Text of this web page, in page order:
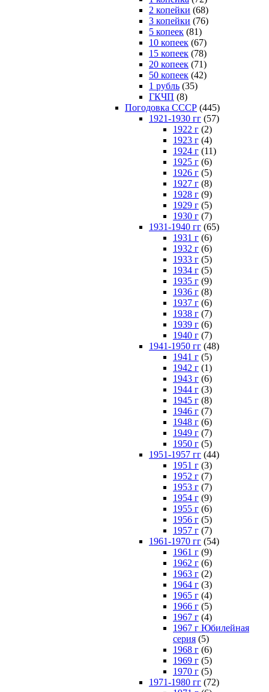
2 копейки (68)
3 копейки (76)
5 копеек (81)
10 копеек (67)
15 копеек (78)
20 копеек (71)
50 копеек (42)
1 рубль (35)
ГКЧП (8)
Погодовка СССР (445)
1921-1930 гг (57)
1922 г (2)
1923 г (4)
1924 г (11)
1925 г (6)
1926 г (5)
1927 г (8)
1928 г (9)
1929 г (5)
1930 г (7)
1931-1940 гг (65)
1931 г (6)
1932 г (6)
1933 г (5)
1934 г (5)
1935 г (9)
1936 г (8)
1937 г (6)
1938 г (7)
1939 г (6)
1940 г (7)
1941-1950 гг (48)
1941 г (5)
1942 г (1)
1943 г (6)
1944 г (3)
1945 г (8)
1946 г (7)
1948 г (6)
1949 г (7)
1950 г (5)
1951-1957 гг (44)
1951 г (3)
1952 г (7)
1953 г (7)
1954 г (9)
1955 г (6)
1956 г (5)
1957 г (7)
1961-1970 гг (54)
1961 г (9)
1962 г (6)
1963 г (2)
1964 г (3)
1965 г (4)
1966 г (5)
1967 г (4)
1967 г Юбилейная
серия (5)
1968 г (6)
1969 г (5)
1970 г (5)
1971-1980 гг (72)